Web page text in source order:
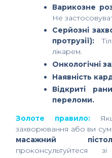
Варикозне
Не
Серйозні
протрузії):
лікарем.
Онкологічні
Наявність
Відкриті
переломи.
Золоте правило:
захворювання або ви
масажний
проконсультуйтеся